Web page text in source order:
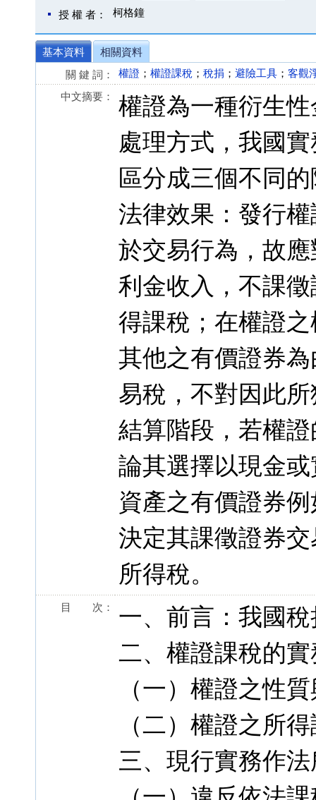
授 權 者： 柯格鐘
基本資料
相關資料
關 鍵 詞：
權證 ； 權證課稅 ； 稅捐 ； 避險工具 ； 客觀
中文摘要：
權證為一種衍生
處理方式，我國
區分成三個不同
法律效果：發行
於交易行為，故
利金收入，不課
得課稅；在權證
其他之有價證券
易稅，不對因此
結算階段，若權
論其選擇以現金
資產之有價證券
決定其課徵證券
所得稅。
目 次：
一、前言：我國
二、權證課稅的
（一）權證之性
（二）權證之所
三、現行實務作